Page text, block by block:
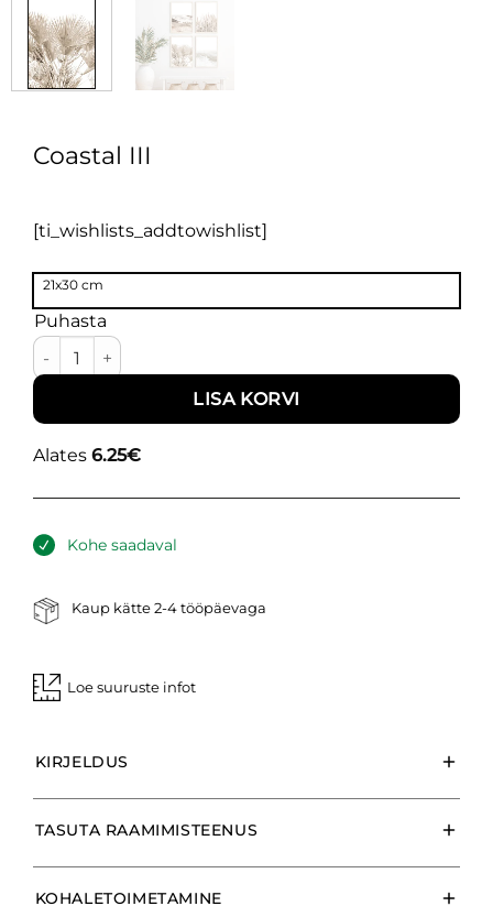
Coastal III
[ti_wishlists_addtowishlist]
21x30 cm
Puhasta
Coastal III kogus
LISA KORVI
Alates 6.25€
Kohe saadaval
Kaup kätte 2-4 tööpäevaga
Loe suuruste infot
KIRJELDUS
TASUTA RAAMIMISTEENUS
KOHALETOIMETAMINE